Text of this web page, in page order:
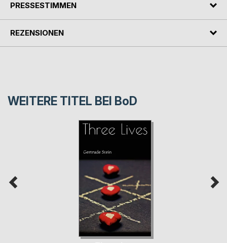
PRESSESTIMMEN
REZENSIONEN
WEITERE TITEL BEI BoD